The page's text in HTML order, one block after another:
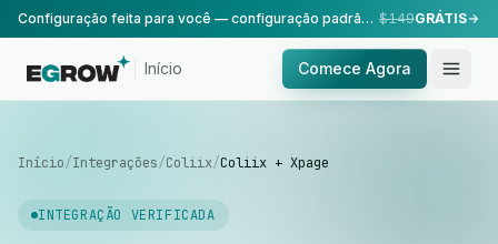
Configuração feita para você — configuração padrão, realizada pela nossa equipe. $149GRÁTIS
Início Comece Agora
Início/Integrações/Coliix/Coliix + Xpage
INTEGRAÇÃO VERIFICADA